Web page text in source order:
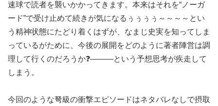
速球で読者を襲いかかってきます。本来はそれを“ノーガ
ード”で受け止めて続きが気になるぅぅぅぅ～～～～とい
う精神状態にたどり着くはずが、なまじ史実を知ってしま
っているがために、今後の展開をどのように著者陣営は調
理して行くのだろうか❓———という予想思考が疾走して
しまう。
今回のような弩級の衝撃エピソードはネタバレなしで摂取